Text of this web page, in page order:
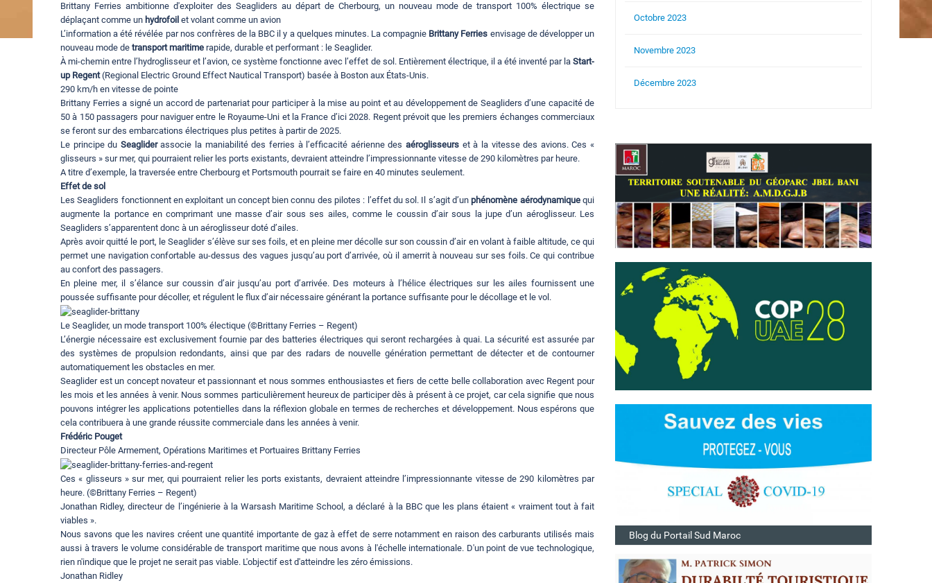
Brittany Ferries ambitionne d'exploiter des Seagliders au départ de Cherbourg, un nouveau mode de transport 100% électrique se
déplaçant comme un hydrofoil et volant comme un avion
L’information a été révélée par nos confrères de la BBC il y a quelques minutes. La compagnie Brittany Ferries envisage de développer un
nouveau mode de transport maritime rapide, durable et performant : le Seaglider.
À mi-chemin entre l’hydroglisseur et l’avion, ce système fonctionne avec l’effet de sol. Entièrement électrique, il a été inventé par la Start-
up Regent(Regional Electric Ground Effect Nautical Transport) basée à Boston aux États-Unis.
290 km/h en vitesse de pointe
Brittany Ferries a signé un accord de partenariat pour participer à la mise au point et au développement de Seagliders d’une capacité de
50 à 150 passagers pour naviguer entre le Royaume-Uni et la France d’ici 2028. Regent prévoit que les premiers échanges commerciaux
se feront sur des embarcations électriques plus petites à partir de 2025.
Le principe du Seagliderassocie la maniabilité des ferries à l’efficacité aérienne desaéroglisseurs et à la vitesse des avions. Ces «
glisseurs » sur mer, qui pourraient relier les ports existants, devraient atteindre l’impressionnante vitesse de 290 kilomètres par heure.
A titre d’exemple, la traversée entre Cherbourg et Portsmouth pourrait se faire en 40 minutes seulement.
Effet de sol
Les Seagliders fonctionnent en exploitant un concept bien connu des pilotes : l’effet du sol. Il s’agit d’unphénomène aérodynamiquequi
augmente la portance en comprimant une masse d’air sous ses ailes, comme le coussin d’air sous la jupe d’un aéroglisseur. Les
Seagliders s’apparentent donc à un aéroglisseur doté d’ailes.
Après avoir quitté le port, le Seaglider s’élève sur ses foils, et en pleine mer décolle sur son coussin d’air en volant à faible altitude, ce qui
permet une navigation confortable au-dessus des vagues jusqu’au port d’arrivée, où il amerrit à nouveau sur ses foils. Ce qui contribue
au confort des passagers.
En pleine mer, il s’élance sur coussin d’air jusqu’au port d’arrivée. Des moteurs à l’hélice électriques sur les ailes fournissent une
poussée suffisante pour décoller, et régulent le flux d’air nécessaire générant la portance suffisante pour le décollage et le vol.
Le Seaglider, un mode transport 100% électique (©Brittany Ferries – Regent)
L’énergie nécessaire est exclusivement fournie par des batteries électriques qui seront rechargées à quai. La sécurité est assurée par
des systèmes de propulsion redondants, ainsi que par des radars de nouvelle génération permettant de détecter et de contourner
automatiquement les obstacles en mer.
Seaglider est un concept novateur et passionnant et nous sommes enthousiastes et fiers de cette belle collaboration avec Regent pour
les mois et les années à venir. Nous sommes particulièrement heureux de participer dès à présent à ce projet, car cela signifie que nous
pouvons intégrer les applications potentielles dans la réflexion globale en termes de recherches et développement. Nous espérons que
cela contribuera à une grande réussite commerciale dans les années à venir.
Frédéric Pouget
Directeur Pôle Armement, Opérations Maritimes et Portuaires Brittany Ferries
Ces « glisseurs » sur mer, qui pourraient relier les ports existants, devraient atteindre l’impressionnante vitesse de 290 kilomètres par
heure. (©Brittany Ferries – Regent)
Jonathan Ridley, directeur de l’ingénierie à la Warsash Maritime School, a déclaré à la BBC que les plans étaient « vraiment tout à fait
viables ».
Nous savons que les navires créent une quantité importante de gaz à effet de serre notamment en raison des carburants utilisés mais
aussi à travers le volume considérable de transport maritime que nous avons à l'échelle internationale. D'un point de vue technologique,
rien n'indique que le projet ne serait pas viable. L'objectif est d'atteindre les zéro émissions.
Jonathan Ridley
Octobre 2023
Novembre 2023
Décembre 2023
Blog du Portail Sud Maroc